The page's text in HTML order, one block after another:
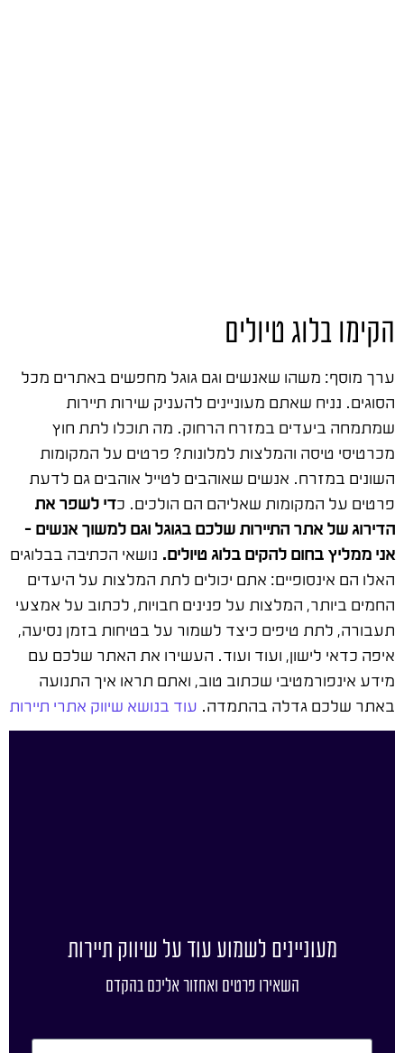
הקימו בלוג טיולים
ערך מוסף: משהו שאנשים וגם גוגל מחפשים באתרים מכל
הסוגים. נניח שאתם מעוניינים להעניק שירות תיירות
שמתמחה ביעדים במזרח הרחוק. מה תוכלו לתת חוץ
מכרטיסי טיסה והמלצות למלונות? פרטים על המקומות
השונים במזרח. אנשים שאוהבים לטייל אוהבים גם לדעת
פרטים על המקומות שאליהם הם הולכים. כדי לשפר את
הדירוג של אתר התיירות שלכם בגוגל וגם למשוך אנשים –
אני ממליץ בחום להקים בלוג טיולים. נושאי הכתיבה בבלוגים
האלו הם אינסופיים: אתם יכולים לתת המלצות על היעדים
החמים ביותר, המלצות על פנינים חבויות, לכתוב על אמצעי
תעבורה, לתת טיפים כיצד לשמור על בטיחות בזמן נסיעה,
איפה כדאי לישון, ועוד ועוד. העשירו את האתר שלכם עם
מידע אינפורמטיבי שכתוב טוב, ואתם תראו איך התנועה
באתר שלכם גדלה בהתמדה. עוד בנושא שיווק אתרי תיירות
מעוניינים לשמוע עוד על שיווק תיירות
השאירו פרטים ואחזור אליכם בהקדם